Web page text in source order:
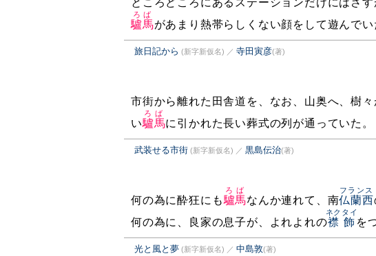
ところどころにあるステーションだけにはさ
驢馬
ろば
があまり熱帯らしくない顔をして遊んでい
旅日記から (新字新仮名) ／ 寺田寅彦(著)
市街から離れた田舎道を、なお、山奥へ、樹
い驢馬
ろば
に引かれた長い葬式の列が通っていた。
武装せる市街 (新字新仮名) ／ 黒島伝治(著)
何の為に酔狂にも驢馬
ろば
なんか連れて、南仏蘭西
フランス
何の為に、良家の息子が、よれよれの襟飾
ネクタイ
を
光と風と夢 (新字新仮名) ／ 中島敦(著)